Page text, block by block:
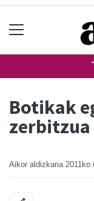
Botikak
zerbitzua
Aikor aldizkaria 2011ko